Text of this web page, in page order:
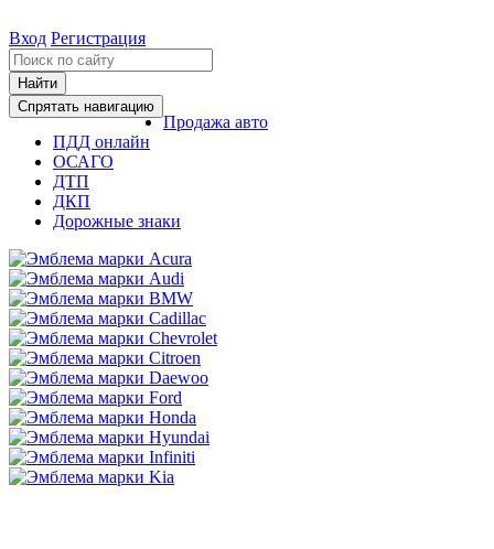
Вход Регистрация
Найти
Спрятать навигацию
Продажа авто
ПДД онлайн
ОСАГО
ДТП
ДКП
Дорожные знаки